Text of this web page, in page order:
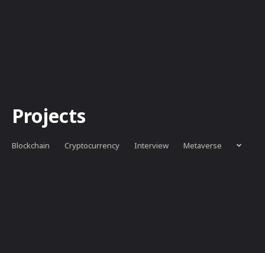
Projects
Blockchain Cryptocurrency Interview Metaverse